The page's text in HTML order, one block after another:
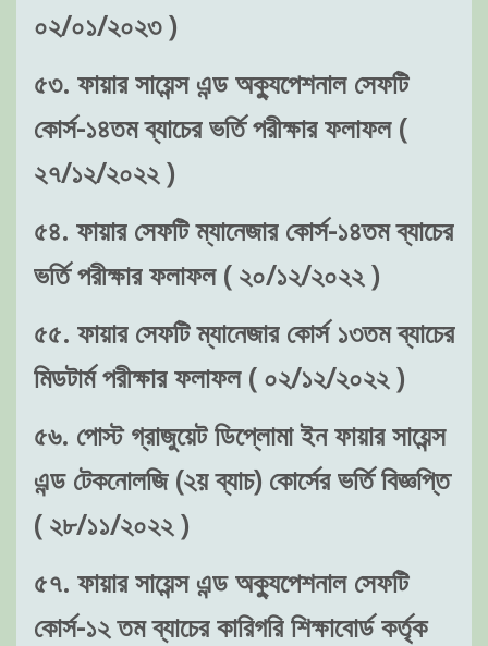
০২/০১/২০২৩ )
৫৩. ফায়ার সায়েন্স এন্ড অক্যুপেশনাল সেফটি
কোর্স-১৪তম ব্যাচের ভর্তি পরীক্ষার ফলাফল (
২৭/১২/২০২২ )
৫৪. ফায়ার সেফটি ম্যানেজার কোর্স-১৪তম ব্যাচের
ভর্তি পরীক্ষার ফলাফল ( ২০/১২/২০২২ )
৫৫. ফায়ার সেফটি ম্যানেজার কোর্স ১৩তম ব্যাচের
মিডটার্ম পরীক্ষার ফলাফল ( ০২/১২/২০২২ )
৫৬. পোস্ট গ্রাজুয়েট ডিপ্লোমা ইন ফায়ার সায়েন্স
এন্ড টেকনোলজি (২য় ব্যাচ) কোর্সের ভর্তি বিজ্ঞপ্তি
( ২৮/১১/২০২২ )
৫৭. ফায়ার সায়েন্স এন্ড অক্যুপেশনাল সেফটি
কোর্স-১২ তম ব্যাচের কারিগরি শিক্ষাবোর্ড কর্তৃক